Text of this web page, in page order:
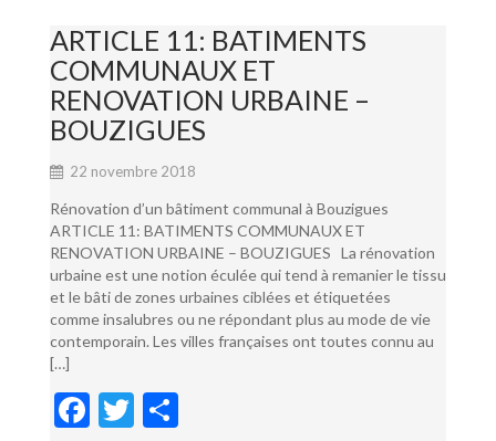
ARTICLE 11: BATIMENTS
COMMUNAUX ET
RENOVATION URBAINE –
BOUZIGUES
22 novembre 2018
Rénovation d’un bâtiment communal à Bouzigues
ARTICLE 11: BATIMENTS COMMUNAUX ET
RENOVATION URBAINE – BOUZIGUES La rénovation
urbaine est une notion éculée qui tend à remanier le tissu
et le bâti de zones urbaines ciblées et étiquetées
comme insalubres ou ne répondant plus au mode de vie
contemporain. Les villes françaises ont toutes connu au
[…]
F
T